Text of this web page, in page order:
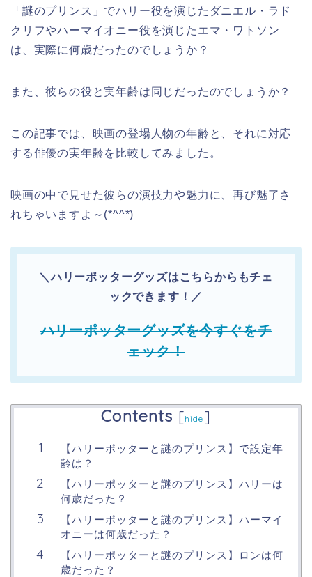
「謎のプリンス」でハリー役を演じたダニエル・ラド
クリフやハーマイオニー役を演じたエマ・ワトソン
は、実際に何歳だったのでしょうか？
また、彼らの役と実年齢は同じだったのでしょうか？
この記事では、映画の登場人物の年齢と、それに対応
する俳優の実年齢を比較してみました。
映画の中で見せた彼らの演技力や魅力に、再び魅了さ
れちゃいますよ～(*^^*)
＼ハリーポッターグッズはこちらからもチェ
ックできます！／
ハリーポッターグッズを今すぐをチ
ェック！
Contents [hide ]
【ハリーポッターと謎のプリンス】で設定年
齢は？
【ハリーポッターと謎のプリンス】ハリーは
何歳だった？
【ハリーポッターと謎のプリンス】ハーマイ
オニーは何歳だった？
【ハリーポッターと謎のプリンス】ロンは何
歳だった？